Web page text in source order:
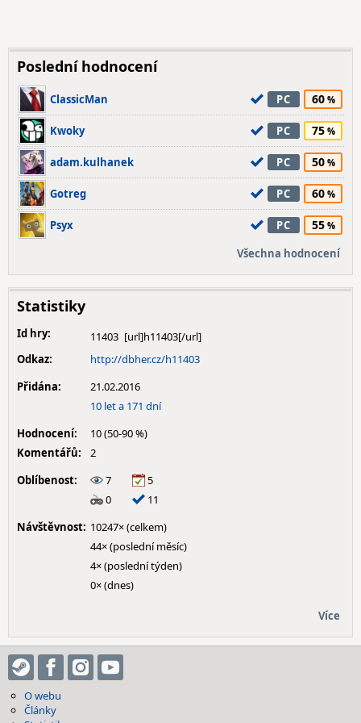
Poslední hodnocení
ClassicMan PC 60
Kwoky PC 75
adam.kulhanek PC 50
Gotreg PC 60
Psyx PC 55
Všechna hodnocení
Statistiky
Id hry:
11403
Odkaz:
http://dbher.cz/h11403
Přidána:
21.02.2016
10 let a 171 dní
Hodnocení:
10 (50-90 %)
Komentářů:
2
Oblíbenost:
7
5
0
11
Návštěvnost: 10247× (celkem)
44× (poslední měsíc)
4× (poslední týden)
0× (dnes)
Více
O webu
Články